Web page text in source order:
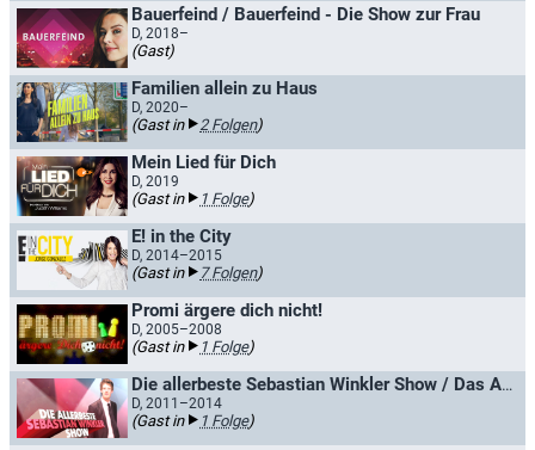
Bauerfeind / Bauerfeind - Die Show zur Frau
D, 2018–
(Gast)
Familien allein zu Haus
D, 2020–
(Gast in 2 Folgen)
Mein Lied für Dich
D, 2019
(Gast in 1 Folge)
E! in the City
D, 2014–2015
(Gast in 7 Folgen)
Promi ärgere dich nicht!
D, 2005–2008
(Gast in 1 Folge)
Die allerbeste Sebastian Winkler Show / Das Allerbeste aus der allerbesten Sebastian Winkler Show
D, 2011–2014
(Gast in 1 Folge)